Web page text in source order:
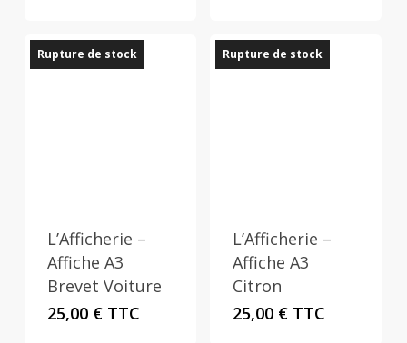
Rupture de stock
L’Afficherie –
Affiche A3
Brevet Voiture
25,00 € TTC
Rupture de stock
L’Afficherie –
Affiche A3
Citron
25,00 € TTC